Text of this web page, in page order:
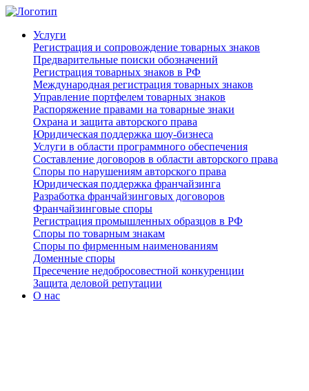
Услуги
Регистрация и сопровождение товарных знаков
Предварительные поиски обозначений
Регистрация товарных знаков в РФ
Международная регистрация товарных знаков
Управление портфелем товарных знаков
Распоряжение правами на товарные знаки
Охрана и защита авторского права
Юридическая поддержка шоу-бизнеса
Услуги в области программного обеспечения
Составление договоров в области авторского права
Споры по нарушениям авторского права
Юридическая поддержка франчайзинга
Разработка франчайзинговых договоров
Франчайзинговые споры
Регистрация промышленных образцов в РФ
Споры по товарным знакам
Споры по фирменным наименованиям
Доменные споры
Пресечение недобросовестной конкуренции
Защита деловой репутации
О нас